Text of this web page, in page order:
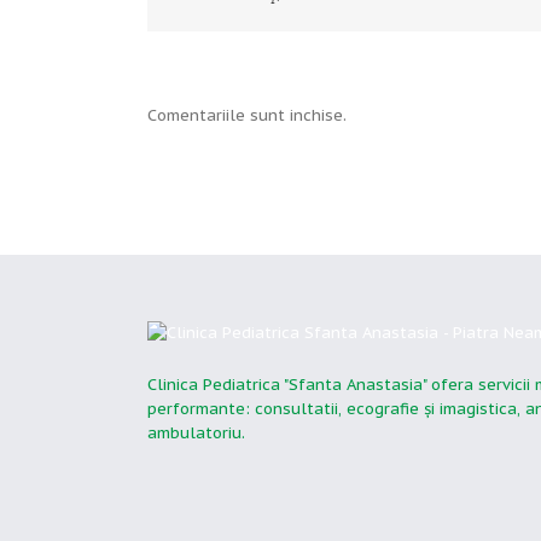
Comentariile sunt inchise.
Clinica Pediatrica "Sfanta Anastasia" ofera
performante: consultatii, ecografie şi imagistica,
ambulatoriu.